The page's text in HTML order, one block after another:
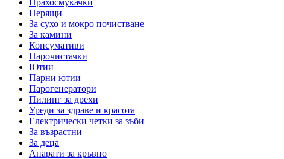
Прахосмукачки
Перящи
За сухо и мокро почистване
За камини
Консумативи
Парочистачки
Ютии
Парни ютии
Парогенератори
Пилинг за дрехи
Уреди за здраве и красота
Електрически четки за зъби
За възрастни
За деца
Апарати за кръвно